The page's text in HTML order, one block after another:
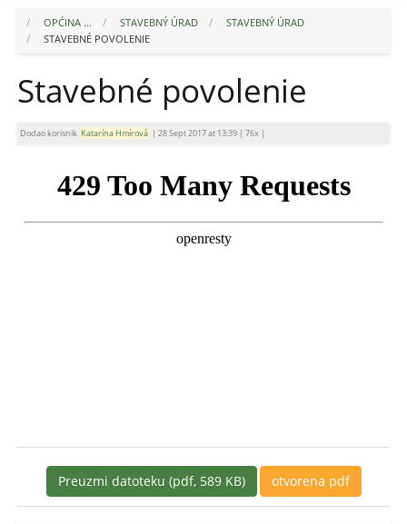
OPĆINA ... STAVEBNÝ ÚRAD
STAVEBNÝ ÚRAD
STAVEBNÉ POVOLENIE
Stavebné povolenie
Dodao korisnik Katarína Hmírová| 28 Sept 2017 at 13:39 | 76x|
Preuzmi datoteku (pdf, 589 KB) otvorena pdf